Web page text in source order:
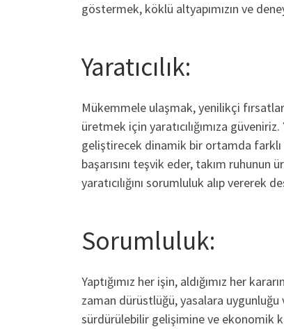
göstermek, köklü altyapımızın ve
Yaratıcılık:
Mükemmele ulaşmak, yenilikçi
üretmek için yaratıcılığımıza
geliştirecek dinamik bir ortamda farklı
başarısını teşvik eder, takım ruhunun
yaratıcılığını sorumluluk alıp vererek
Sorumluluk:
Yaptığımız her işin, aldığımız her
zaman dürüstlüğü, yasalara
sürdürülebilir gelişimine ve ekonomik